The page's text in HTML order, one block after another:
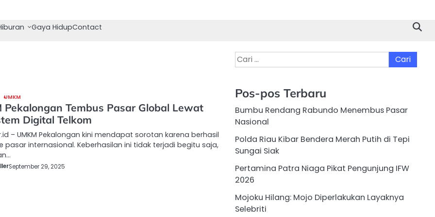
Gaya HidupContact
UMKM
Pekalongan Tembus Pasar Global Lewat
Digital Telkom
– UMKM Pekalongan kini mendapat sorotan karena berhasil
pasar internasional. Keberhasilan ini tidak terjadi begitu saja,
September 29, 2025
Cari
untuk:
Pos-pos Terbaru
Bumbu Rendang Rabundo Menembus Pasar
Nasional
Polda Riau Kibar Bendera Merah Putih di Tepi
Sungai Siak
Pertamina Patra Niaga Pikat Pengunjung IFW
2026
Mojoku Hilang: Mojo Diperlakukan Layaknya
Selebriti